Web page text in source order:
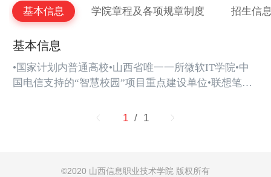
基本信息 学院章程及各项规章制度 招生信
基本信息
•国家计划内普通高校•山西省唯一一所微软IT学院•中
国电信支持的“智慧校园”项目重点建设单位•联想笔记
予我院“自律与诚信建设”先进单位•全国十大就业率最
1 / 1
©2020 山西信息职业技术学院 版权所有